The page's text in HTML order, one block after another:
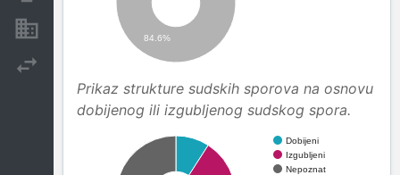
Nekretnine i imovina
84.6%
Prikaz strukture sudskih sporova na osnovu
dobijenog ili izgubljenog sudskog spora.
Dobijeni
Izgubljeni
Nepoznat